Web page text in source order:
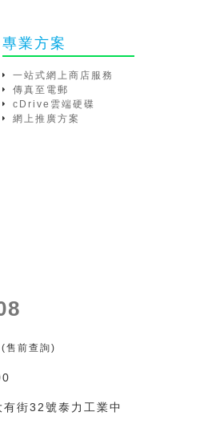
專業方案
一站式網上商店服務
傳真至電郵
cDrive雲端硬碟
網上推廣方案
(售前查詢)
街32號泰力工業中